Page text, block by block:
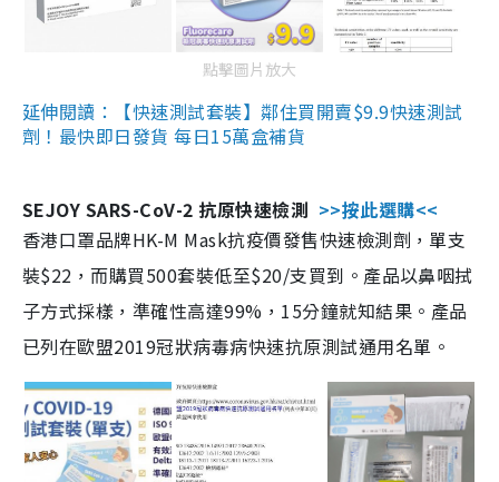
點擊圖片放大
延伸閱讀：【快速測試套裝】鄰住買開賣$9.9快速測試
劑！最快即日發貨 每日15萬盒補貨
SEJOY SARS-CoV-2 抗原快速檢測 >>按此選購<<
香港口罩品牌HK-M Mask抗疫價發售快速檢測劑，單支
裝$22，而購買500套裝低至$20/支買到。產品以鼻咽拭
子方式採樣，準確性高達99%，15分鐘就知結果。產品
已列在歐盟2019冠狀病毒病快速抗原測試通用名單。